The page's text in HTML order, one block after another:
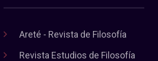
Areté - Revista de Filosofía
Revista Estudios de Filosofía